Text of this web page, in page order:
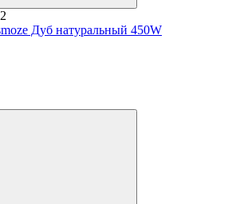
Дуб натуральный 450W